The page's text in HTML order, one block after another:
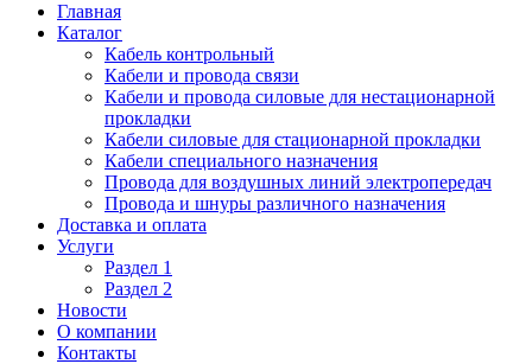
Главная
Каталог
Кабель контрольный
Кабели и провода связи
Кабели и провода силовые для нестационарной
прокладки
Кабели силовые для стационарной прокладки
Кабели специального назначения
Провода для воздушных линий электропередач
Провода и шнуры различного назначения
Доставка и оплата
Услуги
Раздел 1
Раздел 2
Новости
О компании
Контакты